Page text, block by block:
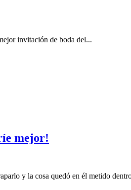
invitación de boda del...
mejor!
y la cosa quedó en él metido